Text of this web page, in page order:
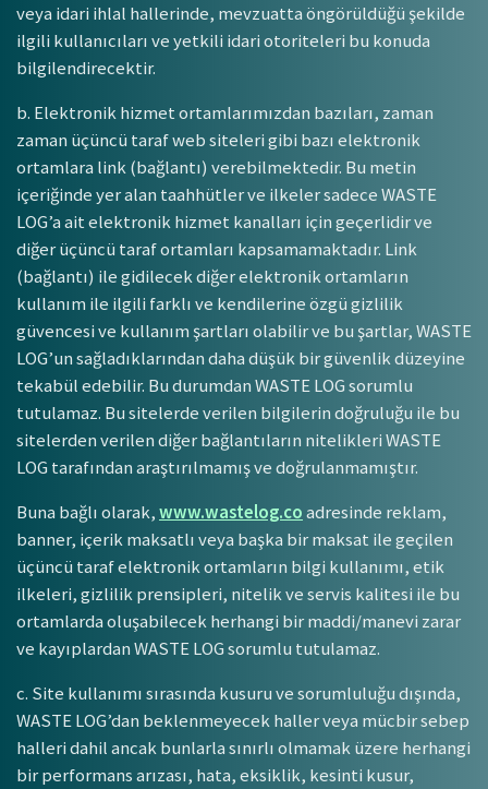
veya idari ihlal hallerinde, mevzuatta öngörüldüğü şekilde
ilgili kullanıcıları ve yetkili idari otoriteleri bu konuda
bilgilendirecektir.
b. Elektronik hizmet ortamlarımızdan bazıları, zaman
zaman üçüncü taraf web siteleri gibi bazı elektronik
ortamlara link (bağlantı) verebilmektedir. Bu metin
içeriğinde yer alan taahhütler ve ilkeler sadece WASTE
LOG’a ait elektronik hizmet kanalları için geçerlidir ve
diğer üçüncü taraf ortamları kapsamamaktadır. Link
(bağlantı) ile gidilecek diğer elektronik ortamların
kullanım ile ilgili farklı ve kendilerine özgü gizlilik
güvencesi ve kullanım şartları olabilir ve bu şartlar, WASTE
LOG’un sağladıklarından daha düşük bir güvenlik düzeyine
tekabül edebilir. Bu durumdan WASTE LOG sorumlu
tutulamaz. Bu sitelerde verilen bilgilerin doğruluğu ile bu
sitelerden verilen diğer bağlantıların nitelikleri WASTE
LOG tarafından araştırılmamış ve doğrulanmamıştır.
Buna bağlı olarak,www.wastelog.coadresinde reklam,
banner, içerik maksatlı veya başka bir maksat ile geçilen
üçüncü taraf elektronik ortamların bilgi kullanımı, etik
ilkeleri, gizlilik prensipleri, nitelik ve servis kalitesi ile bu
ortamlarda oluşabilecek herhangi bir maddi/manevi zarar
ve kayıplardan WASTE LOG sorumlu tutulamaz.
c. Site kullanımı sırasında kusuru ve sorumluluğu dışında,
WASTE LOG’dan beklenmeyecek haller veya mücbir sebep
halleri dahil ancak bunlarla sınırlı olmamak üzere herhangi
bir performans arızası, hata, eksiklik, kesinti kusur,